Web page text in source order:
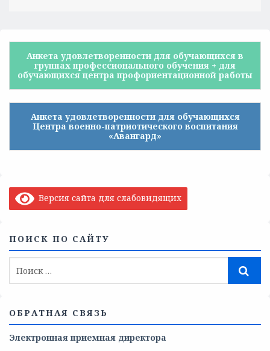
Анкета удовлетворенности для обучающихся в
группах профессионального обучения + для
обучающихся центра профориентационной работы
Анкета удовлетворенности для обучающихся
Центра военно-патриотического воспитания
«Авангард»
Версия сайта для слабовидящих
ПОИСК ПО САЙТУ
ОБРАТНАЯ СВЯЗЬ
Электронная приемная директора